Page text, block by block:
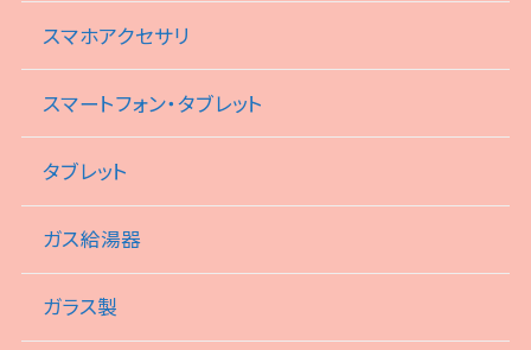
スマホアクセサリ
スマートフォン・タブレット
タブレット
ガス給湯器
ガラス製